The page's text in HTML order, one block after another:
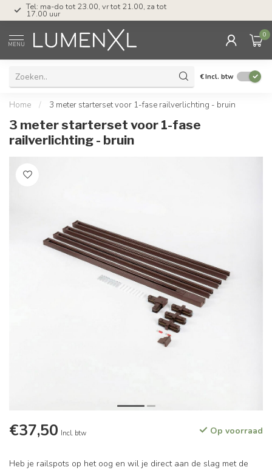
Tel: ma-do tot 23.00, vr tot 21.00, za tot
17.00 uur
MENU
0
€Incl. btw
Home / 3 meter starterset voor 1-fase railverlichting - bruin
3 meter starterset voor 1-fase
railverlichting - bruin
€37,50 Incl. btw Op voorraad
Heb je railspots op het oog en wil je direct aan de slag met de